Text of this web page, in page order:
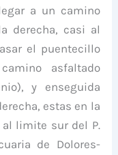
a un camino
derecha, casi al
el puentecillo
asfaltado
y enseguida
estas en la
al limite sur del P.
de Dolores-